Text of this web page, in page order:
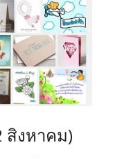
สิงหาคม)